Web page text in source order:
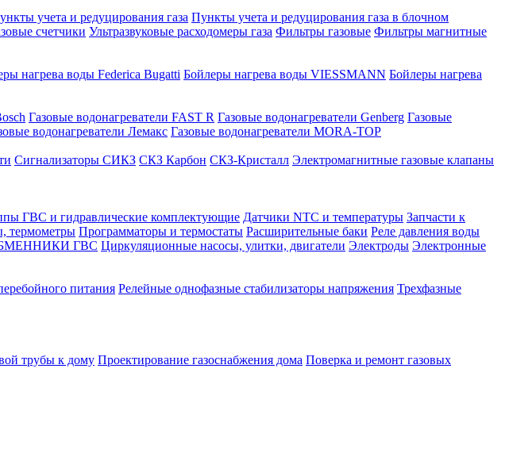
учета и редуцирования газа Пункты учета и редуцирования газа в блочном
счетчики Ультразвуковые расходомеры газа Фильтры газовые Фильтры магнитные
нагрева воды Federica Bugatti Бойлеры нагрева воды VIESSMANN Бойлеры нагрева
Газовые водонагреватели FAST R Газовые водонагреватели Genberg Газовые
водонагреватели Лемакс Газовые водонагреватели MORA-TOP
Сигнализаторы СИКЗ СКЗ Карбон СКЗ-Кристалл Электромагнитные газовые клапаны
ГВС и гидравлические комплектующие Датчики NTC и температуры Запчасти к
термометры Программаторы и термостаты Расширительные баки Реле давления воды
ГВС Циркуляционные насосы, улитки, двигатели Электроды Электронные
питания Релейные однофазные стабилизаторы напряжения Трехфазные
трубы к дому Проектирование газоснабжения дома Поверка и ремонт газовых